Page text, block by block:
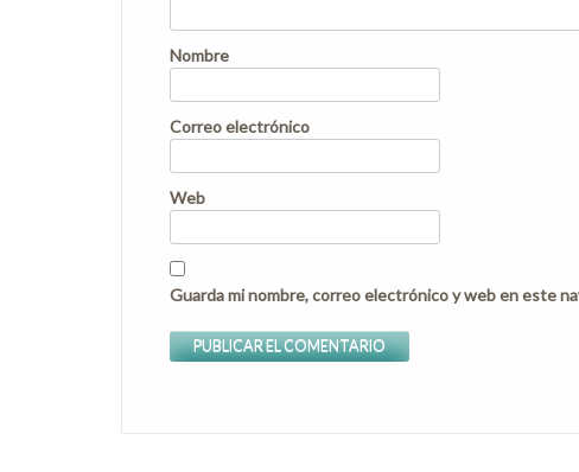
Nombre
Correo electrónico
Web
Guarda mi nombre, correo electrónico y web en este